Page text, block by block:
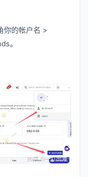
你的帐户名 >
。